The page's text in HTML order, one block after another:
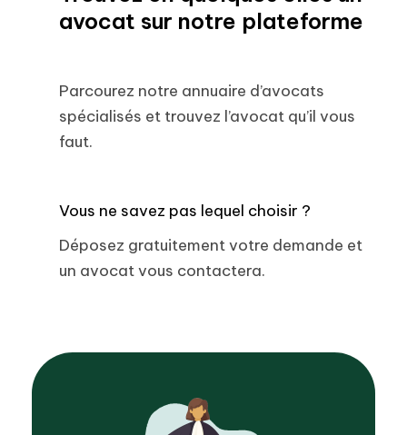
avocat sur notre plateforme
Parcourez notre annuaire d’avocats
spécialisés et trouvez l’avocat qu’il vous
faut.
Vous ne savez pas lequel choisir ?
Déposez gratuitement votre demande et
un avocat vous contactera.